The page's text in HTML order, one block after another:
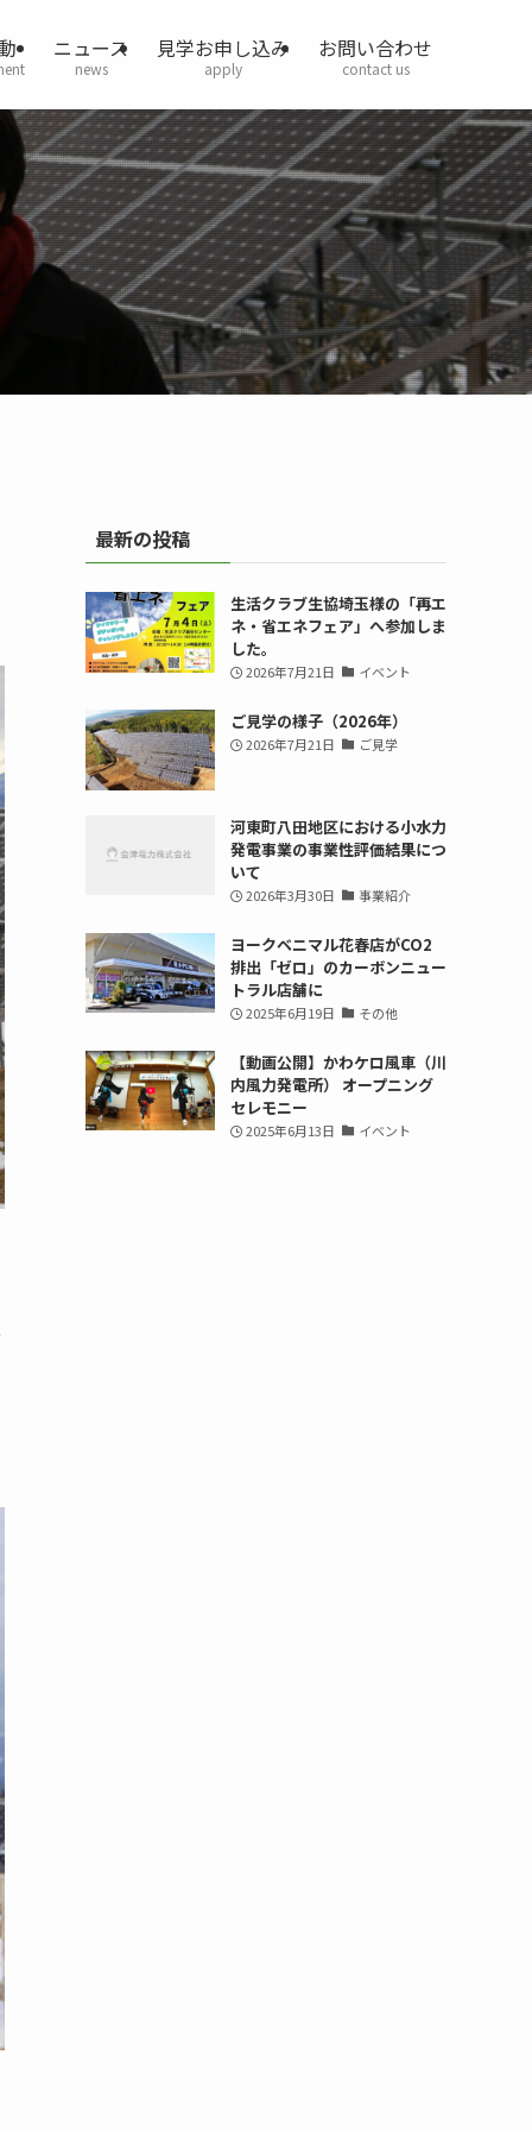
ニュース
news
見学お申し込み
apply
お問い合わせ
contact us
最新の投稿
生活クラブ生協埼玉様の「再エ
ネ・省エネフェア」へ参加しま
した。
2026年7月21日 イベント
ご見学の様子（2026年）
2026年7月21日 ご見学
河東町八田地区における小水力
発電事業の事業性評価結果につ
いて
2026年3月30日 事業紹介
ヨークベニマル花春店がCO2
排出「ゼロ」のカーボンニュー
トラル店舗に
2025年6月19日 その他
【動画公開】かわケロ風車（川
内風力発電所） オープニング
セレモニー
2025年6月13日 イベント